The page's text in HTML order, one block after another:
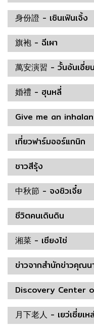
身份證 - เซินเฟินเจิ้ง
旗袍 - ฉีเผา
萬安演習 - วั้นอันเอี่ย
婚禮 - ฮุนหลี่
Give me an
เที่ยวฟาร์มออร์แกนิก
ชาวสีรุ้ง
中秋節 - จงชิวเจี๋ย
ชีวิตคนเดินดิน
湘菜 - เซียงไช่
ข่าวจากสำนักข่าวคุณ
Discovery Center
月下老人 - เยว่เซี่ยเห